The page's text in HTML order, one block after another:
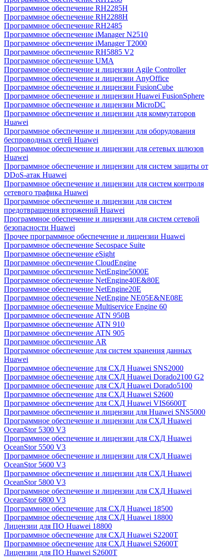
Программное обеспечение RH2285H
Программное обеспечение RH2288H
Программное обеспечение RH2485
Программное обеспечение iManager N2510
Программное обеспечение iManager T2000
Программное обеспечение RH5885 V2
Программное обеспечение UMA
Программное обеспечение и лицензии Agile Controller
Программное обеспечение и лицензии AnyOffice
Программное обеспечение и лицензии FusionCube
Программное обеспечение и лицензии Huawei FusionSphere
Программное обеспечение и лицензии MicroDC
Программное обеспечение и лицензии для коммутаторов
Huawei
Программное обеспечение и лицензии для оборудования
беспроводных сетей Huawei
Программное обеспечение и лицензии для сетевых шлюзов
Huawei
Программное обеспечение и лицензии для систем защиты от
DDoS-атак Huawei
Программное обеспечение и лицензии для систем контроля
сетевого трафика Huawei
Программное обеспечение и лицензии для систем
предотвращения вторжений Huawei
Программное обеспечение и лицензии для систем сетевой
безопасности Huawei
Прочее программное обеспечение и лицензии Huawei
Программное обеспечение Secospace Suite
Программное обеспечение eSight
Программное обеспечение CloudEngine
Программное обеспечение NetEngine5000E
Программное обеспечение NetEngine40E&80E
Программное обеспечение NetEngine20E
Программное обеспечение NetEngine NE05E&NE08E
Программное обеспечение Multiservice Engine 60
Программное обеспечение ATN 950B
Программное обеспечение ATN 910
Программное обеспечение ATN 905
Программное обеспечение AR
Программное обеспечение для систем хранения данных
Huawei
Программное обеспечение для СХД Huawei SNS2000
Программное обеспечение для СХД Huawei Dorado2100 G2
Программное обеспечение для СХД Huawei Dorado5100
Программное обеспечение для СХД Huawei S2600
Программное обеспечение для СХД Huawei VIS6600T
Программное обеспечение и лицензии для Huawei SNS5000
Программное обеспечение и лицензии для СХД Huawei
OceanStor 5300 V3
Программное обеспечение и лицензии для СХД Huawei
OceanStor 5500 V3
Программное обеспечение и лицензии для СХД Huawei
OceanStor 5600 V3
Программное обеспечение и лицензии для СХД Huawei
OceanStor 5800 V3
Программное обеспечение и лицензии для СХД Huawei
OceanStor 6800 V3
Программное обеспечение для СХД Huawei 18500
Программное обеспечение для СХД Huawei 18800
Лицензии для ПО Huawei 18800
Программное обеспечение для СХД Huawei S2200T
Программное обеспечение для СХД Huawei S2600T
Лицензии для ПО Huawei S2600T